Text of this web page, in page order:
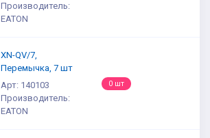
Производитель:
EATON
XN-QV/7,
Перемычка, 7 шт
Арт: 140103
Производитель:
EATON
0 шт